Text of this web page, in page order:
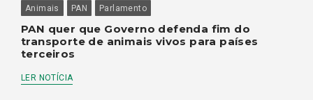
Animais PAN Parlamento
PAN quer que Governo defenda fim do
transporte de animais vivos para países
terceiros
LER NOTÍCIA